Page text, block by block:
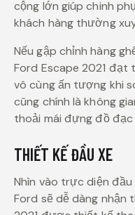
cộng lớn giúp chinh
khách hàng thường
Nếu gập chỉnh hàng
Ford Escape 2021 đạt
vô cùng ấn tượng khi
cũng chính là không
thoải mái đựng đồ
THIẾT KẾ ĐẦU XE
Nhìn vào trực diện
Ford sẽ dễ dàng nhận